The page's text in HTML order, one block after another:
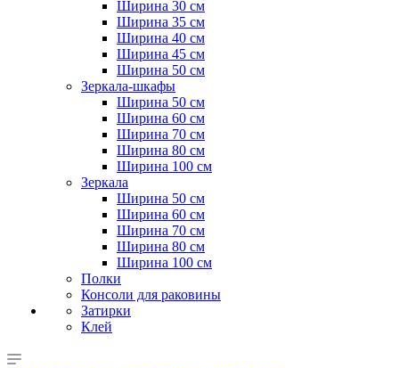
Ширина 30 см
Ширина 35 см
Ширина 40 см
Ширина 45 см
Ширина 50 см
Зеркала-шкафы
Ширина 50 см
Ширина 60 см
Ширина 70 см
Ширина 80 см
Ширина 100 см
Зеркала
Ширина 50 см
Ширина 60 см
Ширина 70 см
Ширина 80 см
Ширина 100 см
Полки
Консоли для раковины
Затирки
Клей